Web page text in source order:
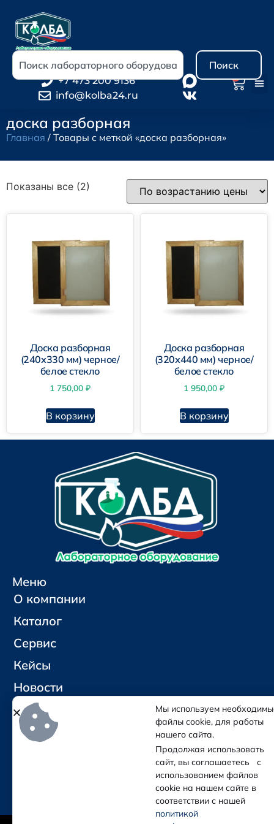
Поиск
+7 473 200 9136
info@kolba24.ru
доска разборная
Главная / Товары с меткой «доска разборная»
Показаны все (2)
Доска разборная
(240х330 мм) черное/
белое стекло
1 750,00 ₽
В корзину
Доска разборная
(320х440 мм) черное/
белое стекло
1 950,00 ₽
В корзину
Меню
О компании
Каталог
Сервис
Кейсы
Новости
Контакты
Социальные сети и контакты
Мы используем
файлы cookie, для работы
нашего сайта.
Продолжая использовать
сайт, вы соглашаетесь с
использованием файлов
cookie на нашем сайте в
соответствии с нашей
политикой